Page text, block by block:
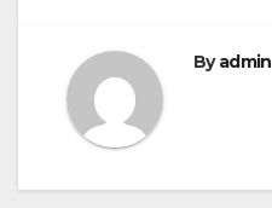
航
Byadmin